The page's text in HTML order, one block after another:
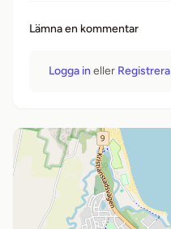
Lämna en kommentar
Logga in eller Registrera